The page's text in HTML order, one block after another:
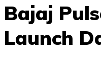
Bajaj
Launch